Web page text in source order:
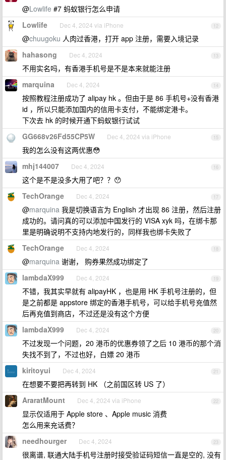
@Lowlife #7 蚂蚁银行怎么申请
12
Lowlife Dec 4, 2024 via iPhone
@chuugoku 人肉过香港，打开 app 注册，需要入境记录
13
hahasong Dec 4, 2024
不用实名吗，有香港手机号是不是本来就能注册
14
marquina Dec 4, 2024
按照教程注册成功了 alipay hk 。但由于是 86 手机号+没有香港
id ，所以只能添加国内的信用卡支付，不能绑定港卡。
下次去 hk 的时候开通下蚂蚁银行试试
15
GG668v26Fd55CP5W Dec 4, 2024 via iPhone
我的怎么没有这两优惠😳
16
mhj144007 Dec 4, 2024
这个是不是没多大用了吧？？😯
17
TechOrange Dec 4, 2024
@marquina 我是切换语言为 English 才出现 86 注册，然后注册
成功的。请问真的可以添加中国发行的 VISA xyk 吗，在绑卡那
里是明确说明不支持内地发行的，同样我也绑卡失败了
18
TechOrange Dec 4, 2024
@marquina 谢谢， 购券果然成功绑定了
19
lambdaX999 Dec 4, 2024
不错，我其实早就有 alipayHK ，也是用 HK 手机号注册的，但
是之前都是 appstore 绑定的香港手机号，可以给手机号充值然
后再充值到商店，不过还是没有这个方便
20
lambdaX999 Dec 4, 2024
不过发现一个问题，20 港币的优惠券领了之后 10 港币的那个消
失找不到了，不过也好，白嫖 20 港币
21
kiritoyui Dec 4, 2024
在想要不要把再转到 HK （之前国区转 US 了）
22
AraratMount Dec 4, 2024 via iPhone
显示仅适用于 Apple store 、Apple music 消费
怎么用来充话费？
23
needhourger Dec 4, 2024
很离谱, 联通大陆手机号注册时接受验证码短信一直是空的, 没有